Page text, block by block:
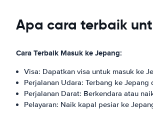
Apa cara terbaik
Cara Terbaik Masuk ke Jepang:
Visa: Dapatkan visa untuk masuk ke
Perjalanan Udara: Terbang ke
Perjalanan Darat: Berkendara atau
Pelayaran: Naik kapal pesiar ke